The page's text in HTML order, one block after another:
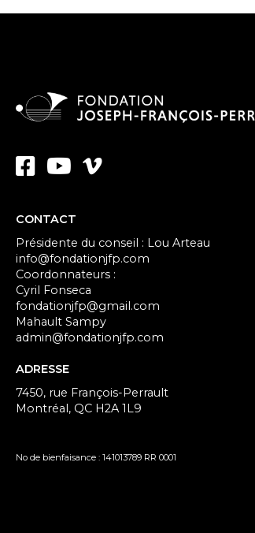
CONTACT
Présidente du conseil : Lou Arteau
info@fondationjfp.com
Coordonnateurs :
Cyril Fonseca
fondationjfp@gmail.com
Mahault Sampy
admin@fondationjfp.com
ADRESSE
7450, rue François-Perrault
Montréal, QC H2A 1L9
No de bienfaisance : 141013789 RR 0001